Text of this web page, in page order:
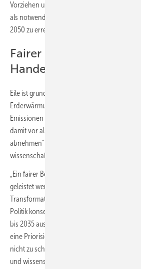
Vorziehen und Intensivieren von
als notwendig beschrieben werden, um
2050 zu erreichen.
Fairer Beitrag erfordert
Handeln
Eile ist grundsätzlich geboten. „Um eine
Erderwärmung auf 1,5 °C zu beschränken,
Emissionen insbesondere in den
damit vor allem in der nächsten
abnehmen“ mahnt Prof. Dr.-Ing. Manfred
wissenschaftlicher Geschäftsführer des
„Ein fairer Beitrag zur Einhaltung der 1,5-°C-
geleistet werden, wenn die kommende
Transformation des Energiesystems als
Politik konsequent auf das Ziel eines
bis 2035 ausrichtet. Ohne schnelle CO
eine Priorisierung von Klimaschutz in allen
nicht zu schaffen sein“, betont Dr. Sascha
und wissenschaftlicher Mitarbeiter in der